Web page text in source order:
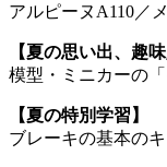
アルピーヌA110／
【夏の思い出、趣味
模型・ミニカーの
【夏の特別学習】
ブレーキの基本の